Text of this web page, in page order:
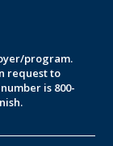
program.
request to
is 800-